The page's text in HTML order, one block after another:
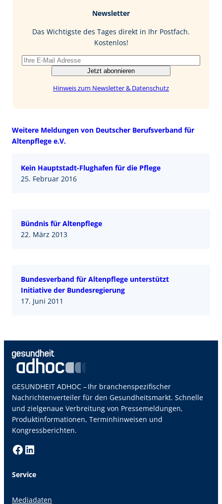
I
Newsletter
Das Wichtigste des Tages direkt in Ihr Postfach.
Kostenlos!
Jetzt abonnieren
Hinweis zum Newsletter & Datenschutz
Weitere Meldungen von Deutscher Berufsverband für
Altenpflege e.V.
Kein Hauptstadt-Flughafen für die Pflege
25. Februar 2016
Bündnis für Altenpflege
22. März 2013
Bundesverband für Altenpflege unterstützt
Initiative der Bundesregierung
17. Juni 2011
GESUNDHEIT ADHOC – Ihr branchenspezifischer
Nachrichtenverteiler für den Gesundheitsmarkt. Schnelle
und zielgenaue Verbreitung von Pressemeldungen,
Produktinformationen, Terminhinweisen und
Kongressberichten.
Facebook LinkedIn
Service
Mediadaten